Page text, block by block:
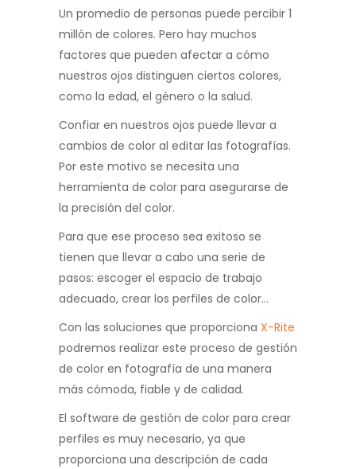
Un promedio de personas puede percibir 1
millón de colores. Pero hay muchos
factores que pueden afectar a cómo
nuestros ojos distinguen ciertos colores,
como la edad, el género o la salud.
Confiar en nuestros ojos puede llevar a
cambios de color al editar las fotografías.
Por este motivo se necesita una
herramienta de color para asegurarse de
la precisión del color.
Para que ese proceso sea exitoso se
tienen que llevar a cabo una serie de
pasos: escoger el espacio de trabajo
adecuado, crear los perfiles de color…
Con las soluciones que proporciona X-Rite
podremos realizar este proceso de gestión
de color en fotografía de una manera
más cómoda, fiable y de calidad.
El software de gestión de color para crear
perfiles es muy necesario, ya que
proporciona una descripción de cada